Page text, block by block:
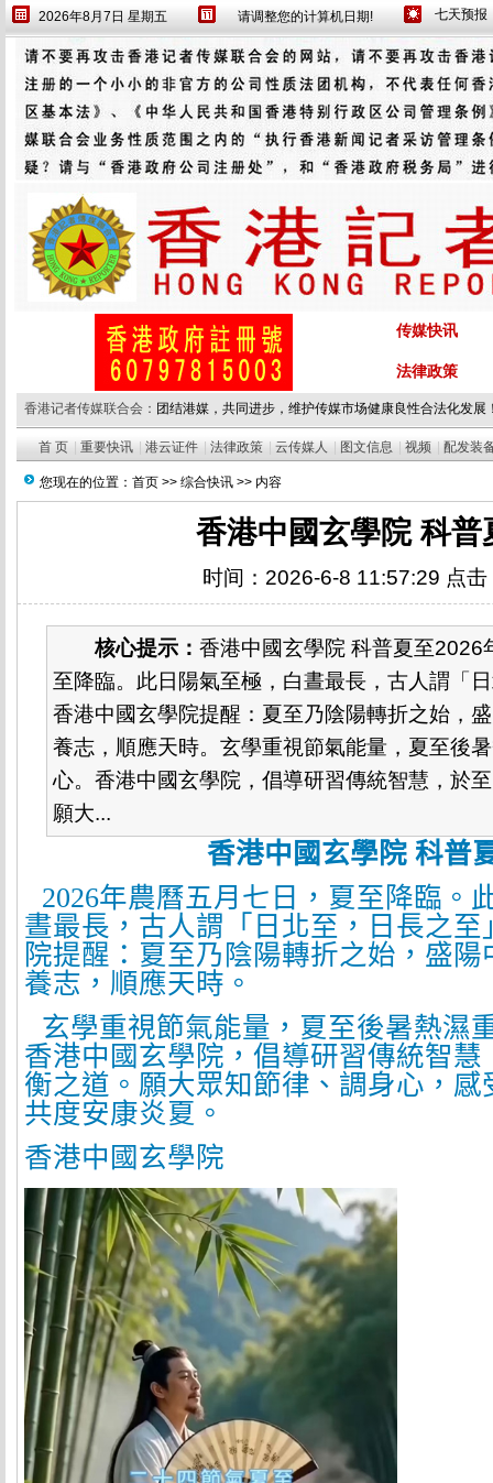
2026年8月7日 星期五 请调整您的计算机日期!
传媒快讯
法律政策
香港记者传媒联合会： 团结港媒，共同进步，维护传媒市场健康良性合法化发展
首 页 重要快讯 港云证件 法律政策 云传媒人 图文信息 视频 配发装
您现在的位置： 首页 >> 综合快讯 >> 内容
香港中國玄學院 科普
时间：2026-6-8 11:57:29 点击
核心提示： 香港中國玄學院 科普夏至2026
至降臨。此日陽氣至極，白晝最長，古人謂「
香港中國玄學院提醒：夏至乃陰陽轉折之始，
養志，順應天時。玄學重視節氣能量，夏至後
心。香港中國玄學院，倡導研習傳統智慧，於
願大...
香港中國玄學院 科普
2026年農曆五月七日，夏至降臨。
晝最長，古人謂「日北至，日長之
院提醒：夏至乃陰陽轉折之始，盛
養志，順應天時。
玄學重視節氣能量，夏至後暑熱濕
香港中國玄學院，倡導研習傳統智
衡之道。願大眾知節律、調身心，
共度安康炎夏。
香港中國玄學院